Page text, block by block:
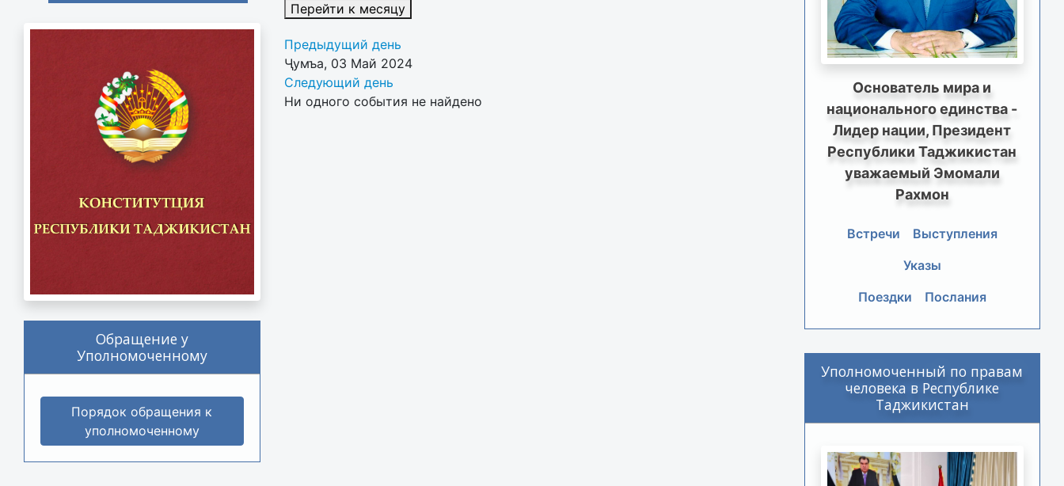
Обращение у
Уполномоченному
Порядок обращения к
уполномоченному
Перейти к месяцу
Предыдущий день
Ҷумъа, 03 Май 2024
Следующий день
Ни одного события не найдено
Основатель мира и
национального единства -
Лидер нации, Президент
Республики Таджикистан
уважаемый Эмомали
Рахмон
Встречи
Выступления
Указы
Поездки
Послания
Уполномоченный по правам
человека в Республике
Таджикистан